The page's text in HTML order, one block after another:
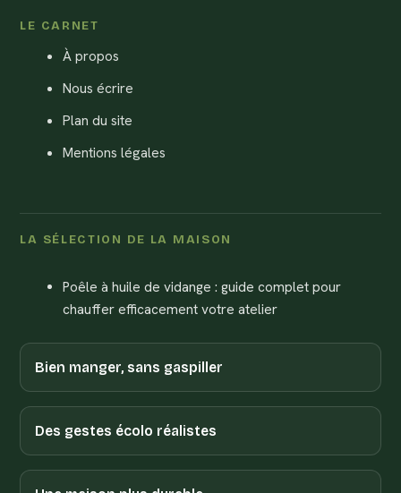
LE CARNET
À propos
Nous écrire
Plan du site
Mentions légales
LA SÉLECTION DE LA MAISON
Poêle à huile de vidange : guide complet pour
chauffer efficacement votre atelier
Bien manger, sans gaspiller
Des gestes écolo réalistes